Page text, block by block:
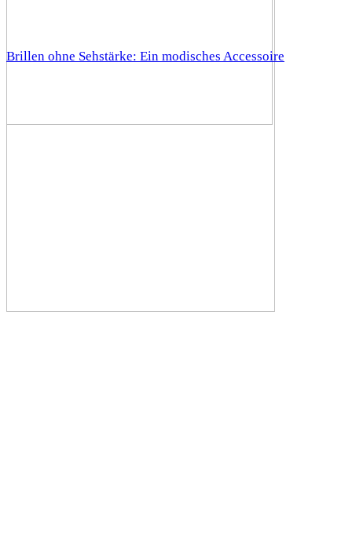
Brillen ohne Sehstärke: Ein modisches Accessoire